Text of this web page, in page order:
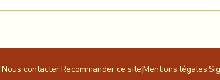
|Nous contacter|Recommander ce site|Mentions légales|